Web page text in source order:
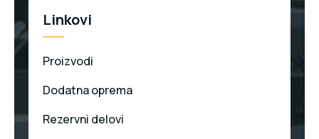
Linkovi
Proizvodi
Dodatna oprema
Rezervni delovi